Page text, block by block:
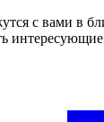
с вами в